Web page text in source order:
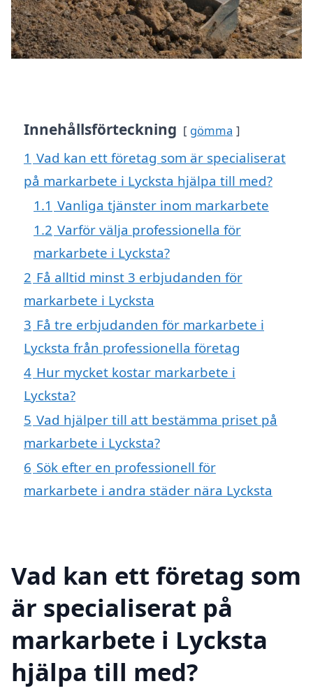
Innehållsförteckning gömma
1 Vad kan ett företag som är specialiserat
på markarbete i Lycksta hjälpa till med?
1.1 Vanliga tjänster inom markarbete
1.2 Varför välja professionella för
markarbete i Lycksta?
2 Få alltid minst 3 erbjudanden för
markarbete i Lycksta
3 Få tre erbjudanden för markarbete i
Lycksta från professionella företag
4 Hur mycket kostar markarbete i
Lycksta?
5 Vad hjälper till att bestämma priset på
markarbete i Lycksta?
6 Sök efter en professionell för
markarbete i andra städer nära Lycksta
Vad kan ett företag som
är specialiserat på
markarbete i Lycksta
hjälpa till med?